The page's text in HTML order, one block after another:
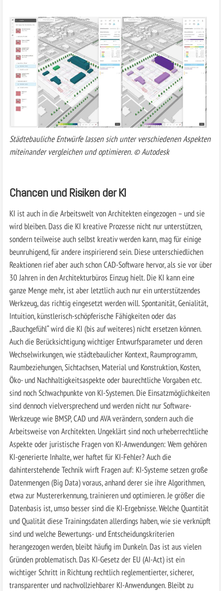
Städtebauliche Entwürfe lassen sich unter verschiedenen Aspekten
miteinander vergleichen und optimieren. © Autodesk
Chancen und Risiken der KI
KI ist auch in die Arbeitswelt von Architekten eingezogen – und sie
wird bleiben. Dass die KI kreative Prozesse nicht nur unterstützen,
sondern teilweise auch selbst kreativ werden kann, mag für einige
beunruhigend, für andere inspirierend sein. Diese unterschiedlichen
Reaktionen rief aber auch schon CAD-Software hervor, als sie vor über
30 Jahren in den Architekturbüros Einzug hielt. Die KI kann eine
ganze Menge mehr, ist aber letztlich auch nur ein unterstützendes
Werkzeug, das richtig eingesetzt werden will. Spontanität, Genialität,
Intuition, künstlerisch-schöpferische Fähigkeiten oder das
„Bauchgefühl“ wird die KI (bis auf weiteres) nicht ersetzen können.
Auch die Berücksichtigung wichtiger Entwurfsparameter und deren
Wechselwirkungen, wie städtebaulicher Kontext, Raumprogramm,
Raumbeziehungen, Sichtachsen, Material und Konstruktion, Kosten,
Öko- und Nachhaltigkeitsaspekte oder baurechtliche Vorgaben etc.
sind noch Schwachpunkte von KI-Systemen. Die Einsatzmöglichkeiten
sind dennoch vielversprechend und werden nicht nur Software-
Werkzeuge wie BMSP, CAD und AVA verändern, sondern auch die
Arbeitsweise von Architekten. Ungeklärt sind noch urheberrechtliche
Aspekte oder juristische Fragen von KI-Anwendungen: Wem gehören
KI-generierte Inhalte, wer haftet für KI-Fehler? Auch die
dahinterstehende Technik wirft Fragen auf: KI-Systeme setzen große
Datenmengen (Big Data) voraus, anhand derer sie ihre Algorithmen,
etwa zur Mustererkennung, trainieren und optimieren. Je größer die
Datenbasis ist, umso besser sind die KI-Ergebnisse. Welche Quantität
und Qualität diese Trainingsdaten allerdings haben, wie sie verknüpft
sind und welche Bewertungs- und Entscheidungskriterien
herangezogen werden, bleibt häufig im Dunkeln. Das ist aus vielen
Gründen problematisch. Das KI-Gesetz der EU (AI-Act) ist ein
wichtiger Schritt in Richtung rechtlich reglementierter, sicherer,
transparenter und nachvollziehbarer KI-Anwendungen. Bleibt zu